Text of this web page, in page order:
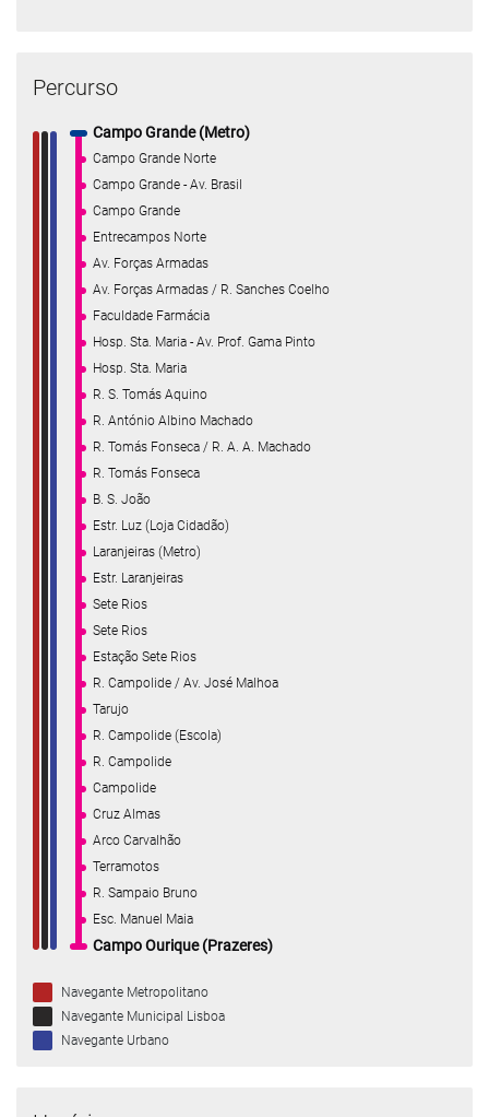
Percurso
Campo Grande (Metro)
Campo Grande Norte
Campo Grande - Av. Brasil
Campo Grande
Entrecampos Norte
Av. Forças Armadas
Av. Forças Armadas / R. Sanches Coelho
Faculdade Farmácia
Hosp. Sta. Maria - Av. Prof. Gama Pinto
Hosp. Sta. Maria
R. S. Tomás Aquino
R. António Albino Machado
R. Tomás Fonseca / R. A. A. Machado
R. Tomás Fonseca
B. S. João
Estr. Luz (Loja Cidadão)
Laranjeiras (Metro)
Estr. Laranjeiras
Sete Rios
Sete Rios
Estação Sete Rios
R. Campolide / Av. José Malhoa
Tarujo
R. Campolide (Escola)
R. Campolide
Campolide
Cruz Almas
Arco Carvalhão
Terramotos
R. Sampaio Bruno
Esc. Manuel Maia
Campo Ourique (Prazeres)
Navegante Metropolitano
Navegante Municipal Lisboa
Navegante Urbano